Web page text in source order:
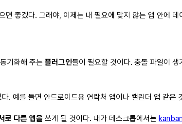
좋겠다. 그래야, 이제는 내 필요에 맞지 않는 앱 안에
기화해 주는 플러그인들이 필요할 것이다. 충돌 파일이
. 예를 들면 안드로이드용 연락처 앱이나 캘린더 앱 같은
로 다른 앱을 쓰게 될 것이다. 내가 데스크톱에서는